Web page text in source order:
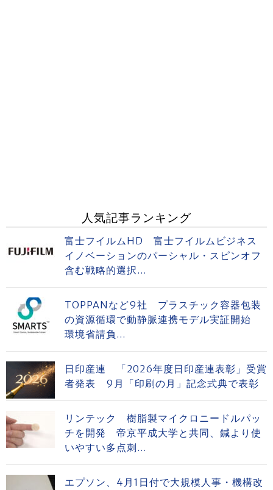
人気記事ランキング
富士フイルムHD 富士フイルムビジネス
イノベーションのパーシャル・スピンオフ
含む戦略的選択...
TOPPANなど9社 プラスチック容器包装
の資源循環で動静脈連携モデル実証開始
環境省請負...
日印産連 「2026年度日印産連表彰」受賞
者発表 9月「印刷の月」記念式典で表彰
リンテック 樹脂製マイクロニードルパッ
チを開発 帝京平成大学と共同、鍼より使
いやすい多点刺...
エプソン、4月1日付で大規模人事・機構改